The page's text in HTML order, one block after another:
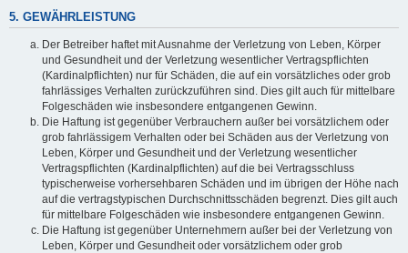
5. GEWÄHRLEISTUNG
Der Betreiber haftet mit Ausnahme der Verletzung von Leben, Körper
und Gesundheit und der Verletzung wesentlicher Vertragspflichten
(Kardinalpflichten) nur für Schäden, die auf ein vorsätzliches oder grob
fahrlässiges Verhalten zurückzuführen sind. Dies gilt auch für mittelbare
Folgeschäden wie insbesondere entgangenen Gewinn.
Die Haftung ist gegenüber Verbrauchern außer bei vorsätzlichem oder
grob fahrlässigem Verhalten oder bei Schäden aus der Verletzung von
Leben, Körper und Gesundheit und der Verletzung wesentlicher
Vertragspflichten (Kardinalpflichten) auf die bei Vertragsschluss
typischerweise vorhersehbaren Schäden und im übrigen der Höhe nach
auf die vertragstypischen Durchschnittsschäden begrenzt. Dies gilt auch
für mittelbare Folgeschäden wie insbesondere entgangenen Gewinn.
Die Haftung ist gegenüber Unternehmern außer bei der Verletzung von
Leben, Körper und Gesundheit oder vorsätzlichem oder grob